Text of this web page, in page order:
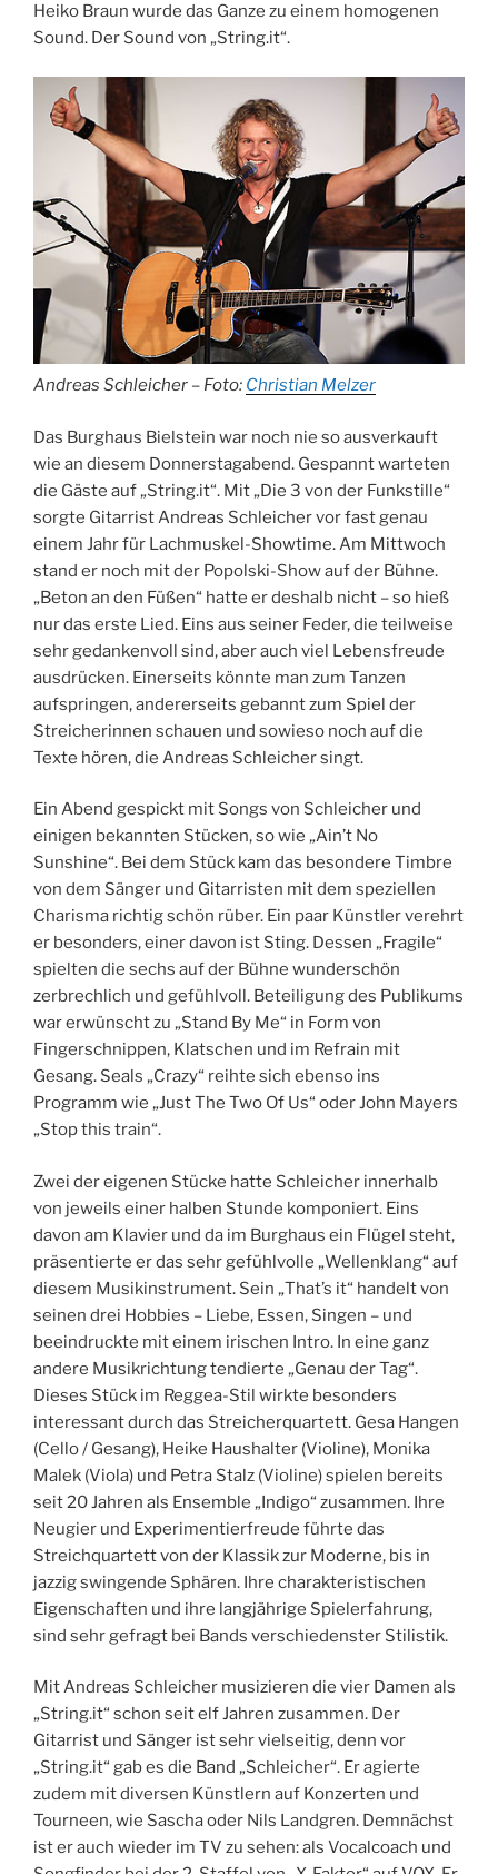
Heiko Braun wurde das Ganze zu einem homogenen
Sound. Der Sound von „String.it“.
Andreas Schleicher – Foto: Christian Melzer
Das Burghaus Bielstein war noch nie so ausverkauft
wie an diesem Donnerstagabend. Gespannt warteten
die Gäste auf „String.it“. Mit „Die 3 von der Funkstille“
sorgte Gitarrist Andreas Schleicher vor fast genau
einem Jahr für Lachmuskel-Showtime. Am Mittwoch
stand er noch mit der Popolski-Show auf der Bühne.
„Beton an den Füßen“ hatte er deshalb nicht – so hieß
nur das erste Lied. Eins aus seiner Feder, die teilweise
sehr gedankenvoll sind, aber auch viel Lebensfreude
ausdrücken. Einerseits könnte man zum Tanzen
aufspringen, andererseits gebannt zum Spiel der
Streicherinnen schauen und sowieso noch auf die
Texte hören, die Andreas Schleicher singt.
Ein Abend gespickt mit Songs von Schleicher und
einigen bekannten Stücken, so wie „Ain’t No
Sunshine“. Bei dem Stück kam das besondere Timbre
von dem Sänger und Gitarristen mit dem speziellen
Charisma richtig schön rüber. Ein paar Künstler verehrt
er besonders, einer davon ist Sting. Dessen „Fragile“
spielten die sechs auf der Bühne wunderschön
zerbrechlich und gefühlvoll. Beteiligung des Publikums
war erwünscht zu „Stand By Me“ in Form von
Fingerschnippen, Klatschen und im Refrain mit
Gesang. Seals „Crazy“ reihte sich ebenso ins
Programm wie „Just The Two Of Us“ oder John Mayers
„Stop this train“.
Zwei der eigenen Stücke hatte Schleicher innerhalb
von jeweils einer halben Stunde komponiert. Eins
davon am Klavier und da im Burghaus ein Flügel steht,
präsentierte er das sehr gefühlvolle „Wellenklang“ auf
diesem Musikinstrument. Sein „That’s it“ handelt von
seinen drei Hobbies – Liebe, Essen, Singen – und
beeindruckte mit einem irischen Intro. In eine ganz
andere Musikrichtung tendierte „Genau der Tag“.
Dieses Stück im Reggea-Stil wirkte besonders
interessant durch das Streicherquartett. Gesa Hangen
(Cello / Gesang), Heike Haushalter (Violine), Monika
Malek (Viola) und Petra Stalz (Violine) spielen bereits
seit 20 Jahren als Ensemble „Indigo“ zusammen. Ihre
Neugier und Experimentierfreude führte das
Streichquartett von der Klassik zur Moderne, bis in
jazzig swingende Sphären. Ihre charakteristischen
Eigenschaften und ihre langjährige Spielerfahrung,
sind sehr gefragt bei Bands verschiedenster Stilistik.
Mit Andreas Schleicher musizieren die vier Damen als
„String.it“ schon seit elf Jahren zusammen. Der
Gitarrist und Sänger ist sehr vielseitig, denn vor
„String.it“ gab es die Band „Schleicher“. Er agierte
zudem mit diversen Künstlern auf Konzerten und
Tourneen, wie Sascha oder Nils Landgren. Demnächst
ist er auch wieder im TV zu sehen: als Vocalcoach und